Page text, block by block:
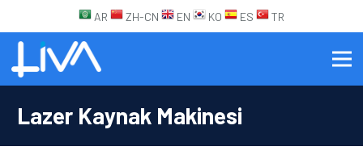
AR ZH-CN EN KO ES TR
Lazer Kaynak Makinesi